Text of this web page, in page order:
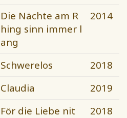
Die Nächte am R
hing sinn immer l
ang
2014
Schwerelos
2018
Claudia
2019
För die Liebe nit
2018